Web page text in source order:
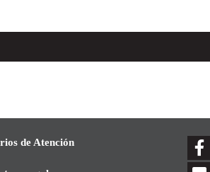
de Atención